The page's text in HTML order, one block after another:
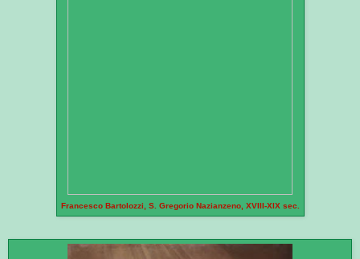
Francesco Bartolozzi, S. Gregorio Nazianzeno, XVIII-XIX sec.